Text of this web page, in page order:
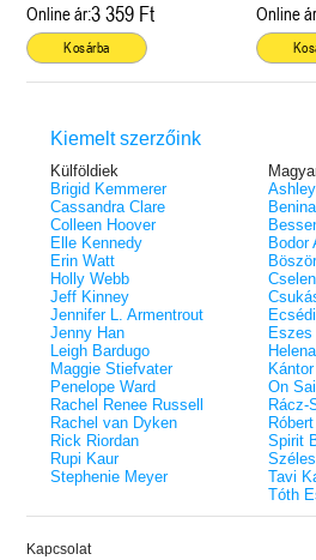
Online ár:3 359 Ft
Kosárba
Online
Kiemelt szerzőink
Külföldiek
Brigid Kemmerer
Cassandra Clare
Colleen Hoover
Elle Kennedy
Erin Watt
Holly Webb
Jeff Kinney
Jennifer L. Armentrout
Jenny Han
Leigh Bardugo
Maggie Stiefvater
Penelope Ward
Rachel Renee Russell
Rachel van Dyken
Rick Riordan
Rupi Kaur
Stephenie Meyer
Benina
Bodor
Eszes
On Sai
Rácz-
Spirit
Tavi
Tóth
Kapcsolat